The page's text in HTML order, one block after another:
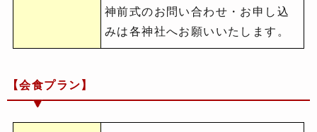
神前式のお問い合わせ・お申し込
みは各神社へお願いいたします。
【会食プラン】